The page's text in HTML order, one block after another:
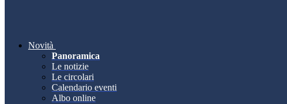
Novità
Panoramica
Le notizie
Le circolari
Calendario eventi
Albo online